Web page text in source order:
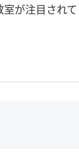
が注目されて